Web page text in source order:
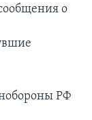
о
РФ